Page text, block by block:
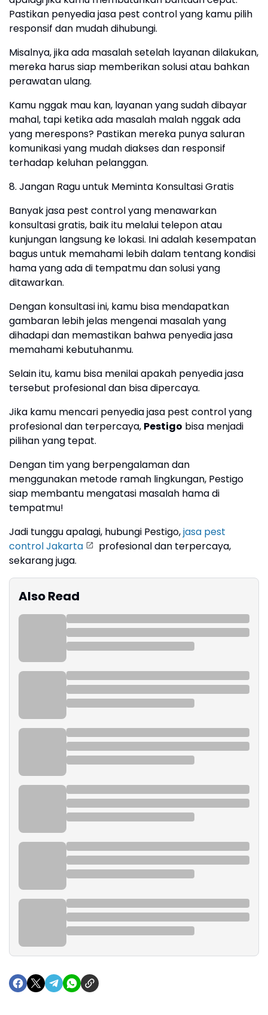
Pastikan penyedia jasa pest control yang kamu pilih
responsif dan mudah dihubungi.
Misalnya, jika ada masalah setelah layanan dilakukan,
mereka harus siap memberikan solusi atau bahkan
perawatan ulang.
Kamu nggak mau kan, layanan yang sudah dibayar
mahal, tapi ketika ada masalah malah nggak ada
yang merespons? Pastikan mereka punya saluran
komunikasi yang mudah diakses dan responsif
terhadap keluhan pelanggan.
8. Jangan Ragu untuk Meminta Konsultasi Gratis
Banyak jasa pest control yang menawarkan
konsultasi gratis, baik itu melalui telepon atau
kunjungan langsung ke lokasi. Ini adalah kesempatan
bagus untuk memahami lebih dalam tentang kondisi
hama yang ada di tempatmu dan solusi yang
ditawarkan.
Dengan konsultasi ini, kamu bisa mendapatkan
gambaran lebih jelas mengenai masalah yang
dihadapi dan memastikan bahwa penyedia jasa
memahami kebutuhanmu.
Selain itu, kamu bisa menilai apakah penyedia jasa
tersebut profesional dan bisa dipercaya.
Jika kamu mencari penyedia jasa pest control yang
profesional dan terpercaya, Pestigo bisa menjadi
pilihan yang tepat.
Dengan tim yang berpengalaman dan
menggunakan metode ramah lingkungan, Pestigo
siap membantu mengatasi masalah hama di
tempatmu!
Jadi tunggu apalagi, hubungi Pestigo,jasa pest
control Jakarta
profesional dan terpercaya,
sekarang juga.
Also Read